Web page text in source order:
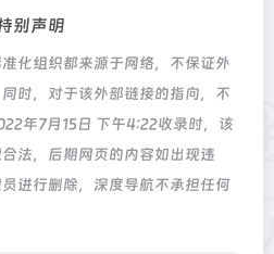
别声明
化组织都来源于网络，不保证外
时，对于该外部链接的指向，不
年7月15日 下午4:22收录时，该
法，后期网页的内容如出现违
进行删除，深度导航不承担任何